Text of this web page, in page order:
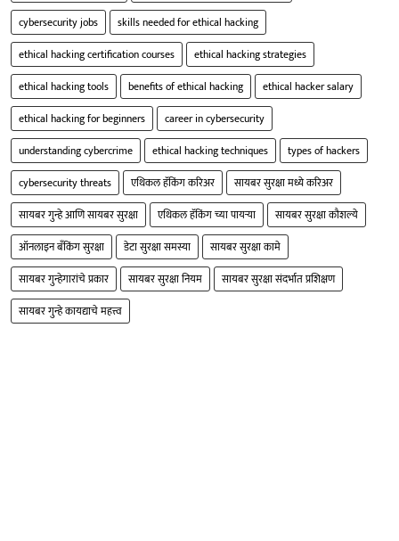
cybersecurity jobs
skills needed for ethical hacking
ethical hacking certification courses
ethical hacking strategies
ethical hacking tools
benefits of ethical hacking
ethical hacker salary
ethical hacking for beginners
career in cybersecurity
understanding cybercrime
ethical hacking techniques
types of hackers
cybersecurity threats
एथिकल हॅकिंग करिअर
सायबर सुरक्षा मध्ये करिअर
सायबर गुन्हे आणि सायबर सुरक्षा
एथिकल हॅकिंग च्या पायऱ्या
सायबर सुरक्षा कौशल्ये
ऑनलाइन बँकिंग सुरक्षा
डेटा सुरक्षा समस्या
सायबर सुरक्षा कामे
सायबर गुन्हेगारांचे प्रकार
सायबर सुरक्षा नियम
सायबर सुरक्षा संदर्भात प्रशिक्षण
सायबर गुन्हे कायद्याचे महत्त्व